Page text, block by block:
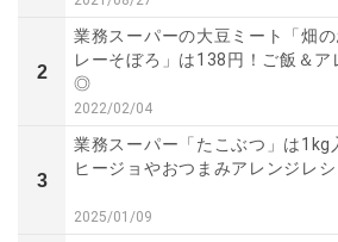
2
業務スーパーの大豆ミート「畑
レーそぼろ」は138円！ご飯＆ア
◎
2022/02/04
3
業務スーパー「たこぶつ」は1kg
ヒージョやおつまみアレンジレ
2025/01/09